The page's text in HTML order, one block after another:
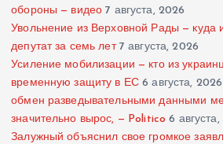
обороны — видео 7 августа, 2026
Увольнение из Верховной Рады — куда
депутат за семь лет 7 августа, 2026
Усиление мобилизации — кто из
временную защиту в ЕС 6 августа, 2026
обмен разведывательными данными
значительно вырос, — Politico 6
Залужный объяснил свое громкое